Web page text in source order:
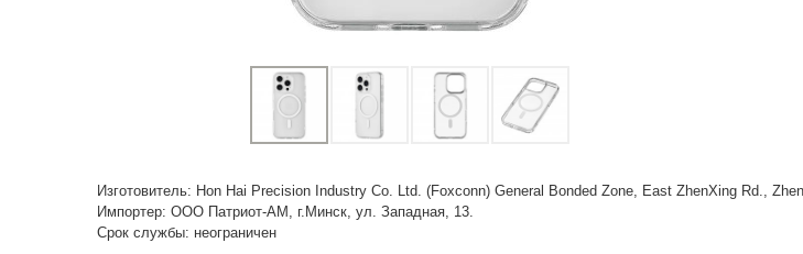
Изготовитель: Hon Hai Precision Industry Co. Ltd. (Foxconn) General Bonded Zone, East ZhenXing Rd.,
Импортер: ООО Патриот-АМ, г.Минск, ул. Западная, 13.
Срок службы: неограничен